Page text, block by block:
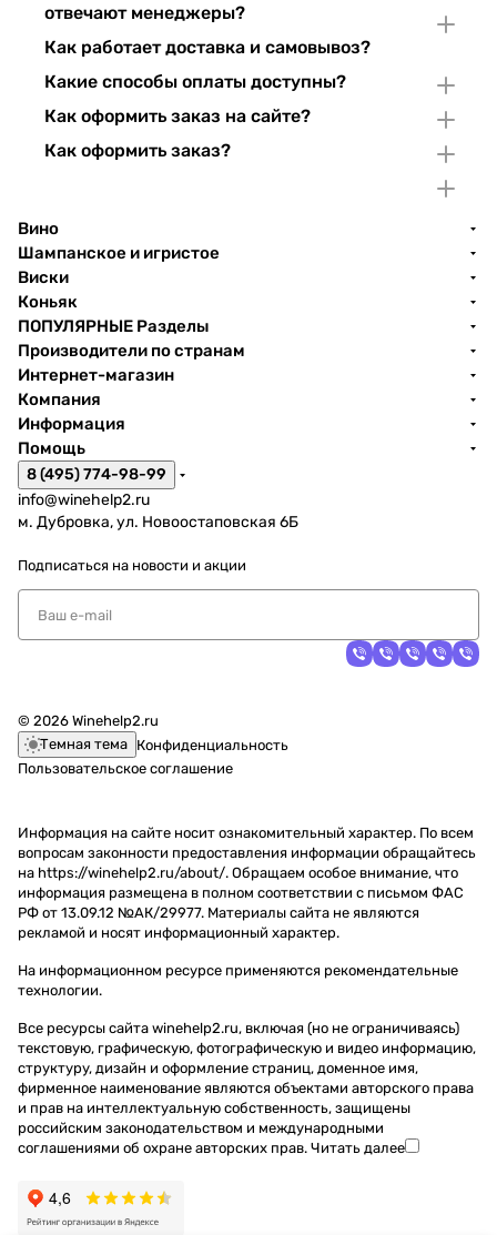
отвечают менеджеры?
Как работает доставка и самовывоз?
Какие способы оплаты доступны?
Как оформить заказ на сайте?
Как оформить заказ?
Вино
Шампанское и игристое
Виски
Коньяк
ПОПУЛЯРНЫЕ Разделы
Производители по странам
Интернет-магазин
Компания
Информация
Помощь
8 (495) 774-98-99
info@winehelp2.ru
м. Дубровка, ул. Новоостаповская 6Б
Подписаться на новости и акции
© 2026 Winehelp2.ru
Темная тема Конфиденциальность
Пользовательское соглашение
Информация на сайте носит ознакомительный характер. По всем
вопросам законности предоставления информации обращайтесь
на https://winehelp2.ru/about/. Обращаем особое внимание, что
информация размещена в полном соответствии с письмом ФАС
РФ от 13.09.12 №АК/29977. Материалы сайта не являются
рекламой и носят информационный характер.
На информационном ресурсе применяются рекомендательные
технологии.
Все ресурсы сайта winehelp2.ru, включая (но не ограничиваясь)
текстовую, графическую, фотографическую и видео информацию,
структуру, дизайн и оформление страниц, доменное имя,
фирменное наименование являются объектами авторского права
и прав на интеллектуальную собственность, защищены
российским законодательством и международными
соглашениями об охране авторских прав. Читать далее